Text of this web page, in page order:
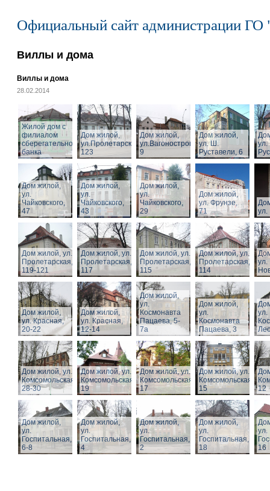
Официальный сайт администрации ГО
Виллы и дома
Виллы и дома
28.02.2014
Жилой дом с
филиалом
сберегательного
банка
Дом жилой,
ул.Пролетарская,
123
Дом жилой,
ул.Вагоностроительная,
9
Дом жилой,
ул. Ш.
Руставели, 6
Дом жилой,
ул.
Чайковского,
47
Дом жилой,
ул.
Чайковского,
43
Дом жилой,
ул.
Чайковского,
29
Дом жилой,
ул. Фрунзе,
71
ул.
Дом жилой, ул.
Пролетарская,
119-121
Дом жилой, ул.
Пролетарская,
117
Дом жилой, ул.
Пролетарская,
115
Дом жилой, ул.
Пролетарская,
114
Дом жилой,
ул. Красная,
20-22
Дом жилой,
ул. Красная,
12-14
Дом жилой,
ул.
Космонавта
Пацаева, 5-
7а
Дом жилой,
ул.
Космонавта
Пацаева, 3
ул.
Дом жилой, ул.
Комсомольская,
28-30
Дом жилой, ул.
Комсомольская,
19
Дом жилой, ул.
Комсомольская,
17
Дом жилой, ул.
Комсомольская,
15
12
Дом жилой,
ул.
Госпитальная,
6-8
Дом жилой,
ул.
Госпитальная,
4
Дом жилой,
ул.
Госпитальная,
2
Дом жилой,
ул.
Госпитальная,
18
ул.
16